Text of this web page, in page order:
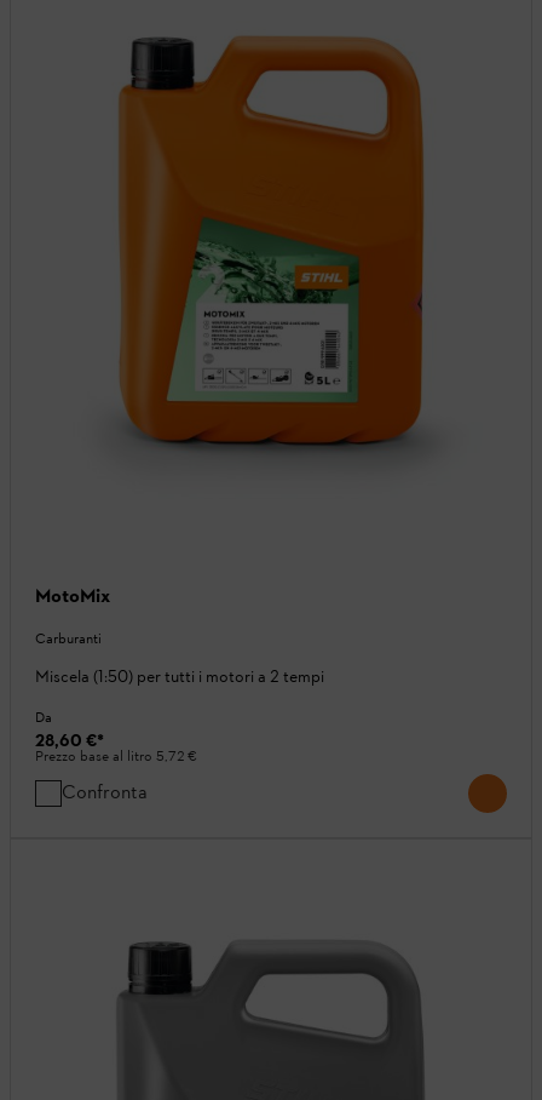
MotoMix
Carburanti
Miscela (1:50) per tutti i motori a 2 tempi
Da
28,60 €*
Prezzo base al litro 5,72 €
Confronta